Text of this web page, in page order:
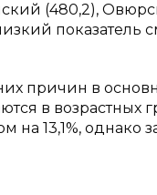
(480,2),
показатель
причин в
в возрастных
13,1%, однако